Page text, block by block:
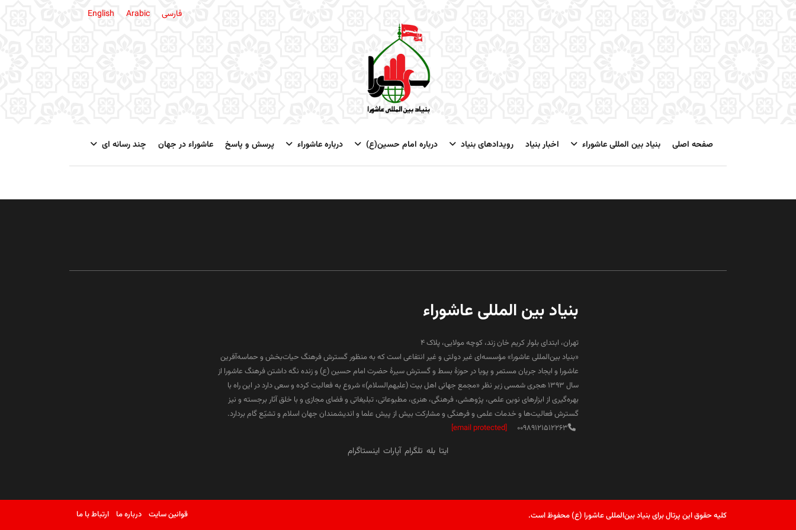
فارسی English Arabic
صفحه اصلی بنیاد بین المللی عاشوراء اخبار بنیاد رویدادهای بنیاد درباره امام حسین(ع) درباره عاشوراء پرسش و پاسخ عاشوراء در جهان چند رسانه ای
بنیاد بین المللی عاشوراء
تهران، ابتدای بلوار کریم خان زند، کوچه مولایی، پلاک 4
«بنیاد بین‌المللی عاشورا» مؤسسه‌ای غیر دولتی و غیر انتفاعی است که به منظور گسترش فرهنگ حیات‌بخش و حماسه‌آفرین
عاشورا و ایجاد جریان مستمر و پویا در حوزۀ بسط و گسترش سیرۀ حضرت امام حسین (ع) و زنده نگه داشتن فرهنگ عاشورا از
سال ۱۳۹۳ هجری شمسی زیر نظر «مجمع جهانی اهل بیت (علیهم‌السلام)» شروع به فعالیت کرده و سعی دارد در این راه با
بهره‌گیری از ابزارهای نوین علمی، پژوهشی، فرهنگی، هنری، مطبوعاتی، تبلیغاتی و فضای مجازی و با خلق آثار برجسته و نیز
گسترش فعالیت‌ها و خدمات علمی و فرهنگی و مشارکت بیش از پیش علما و اندیشمندان جهان اسلام و تشیّع گام بردارد.
00989121512263
[email protected]
ایتا بله تلگرام آپارات اینستاگرام
کلیه حقوق این پرتال برای بنیاد بین‌المللی عاشورا (ع) محفوظ است. قوانین سایت درباره ما ارتباط با ما